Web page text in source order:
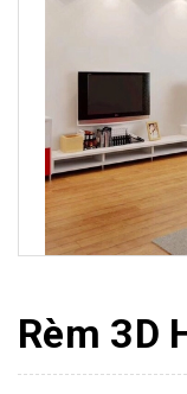
Rèm 3D